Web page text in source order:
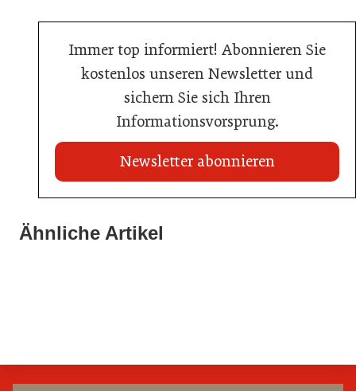
Immer top informiert! Abonnieren Sie
kostenlos unseren Newsletter und
sichern Sie sich Ihren
Informationsvorsprung.
Newsletter abonnieren
Ähnliche Artikel
Travel Start-up Night 2026: Beste Tourismus-Idee